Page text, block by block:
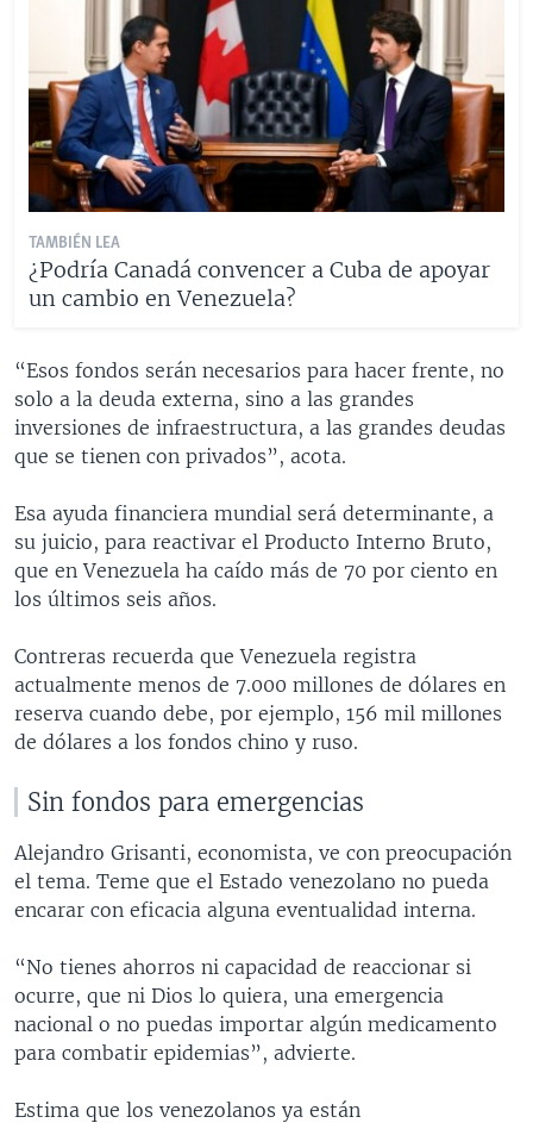
TAMBIÉN LEA
¿Podría Canadá convencer a Cuba de apoyar
un cambio en Venezuela?
“Esos fondos serán necesarios para hacer frente, no
solo a la deuda externa, sino a las grandes
inversiones de infraestructura, a las grandes deudas
que se tienen con privados”, acota.
Esa ayuda financiera mundial será determinante, a
su juicio, para reactivar el Producto Interno Bruto,
que en Venezuela ha caído más de 70 por ciento en
los últimos seis años.
Contreras recuerda que Venezuela registra
actualmente menos de 7.000 millones de dólares en
reserva cuando debe, por ejemplo, 156 mil millones
de dólares a los fondos chino y ruso.
Sin fondos para emergencias
Alejandro Grisanti, economista, ve con preocupación
el tema. Teme que el Estado venezolano no pueda
encarar con eficacia alguna eventualidad interna.
“No tienes ahorros ni capacidad de reaccionar si
ocurre, que ni Dios lo quiera, una emergencia
nacional o no puedas importar algún medicamento
para combatir epidemias”, advierte.
Estima que los venezolanos ya están